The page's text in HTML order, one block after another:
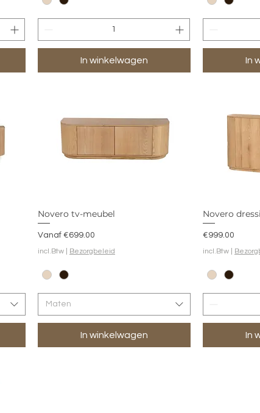
In winkelwagen In
Novero tv-meubel
Vanaf €699.00
Verkoopprijs
incl.Btw Bezorgbeleid
Maten
In winkelwagen
Novero
Prijs
€999.00
incl.Btw
In